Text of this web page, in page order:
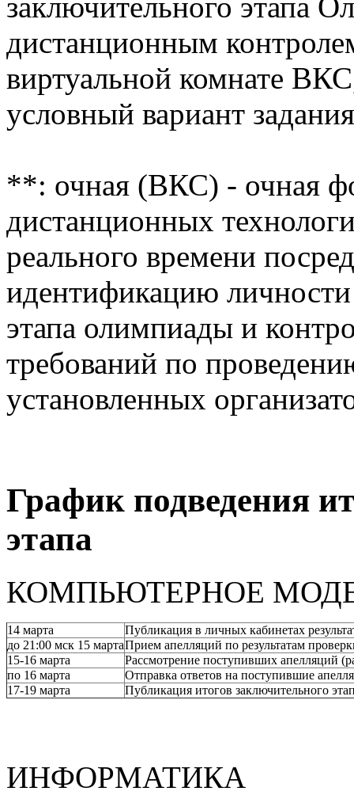
дистанционным
виртуальной комнате
условный вариант
**: очная (ВКС) - очная
дистанционных
реального времени
идентификацию личности
этапа олимпиады и
требований по
установленных
График подведения
этапа
КОМПЬЮТЕРНОЕ
14 марта
Публикация в личных кабинетах
до 21:00 мск 15 мартаПрием апелляций по результатам
15-16 марта
Рассмотрение поступивших апелляций
по 16 марта
Отправка ответов на поступившие
17-19 марта
Публикация итогов заключительного
ИНФОРМАТИКА